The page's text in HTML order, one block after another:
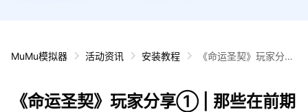
MuMu模拟器 活动资讯 安装教程
《命运圣契》玩家分享
容」！
《命运圣契》玩家分享① | 那些在前期